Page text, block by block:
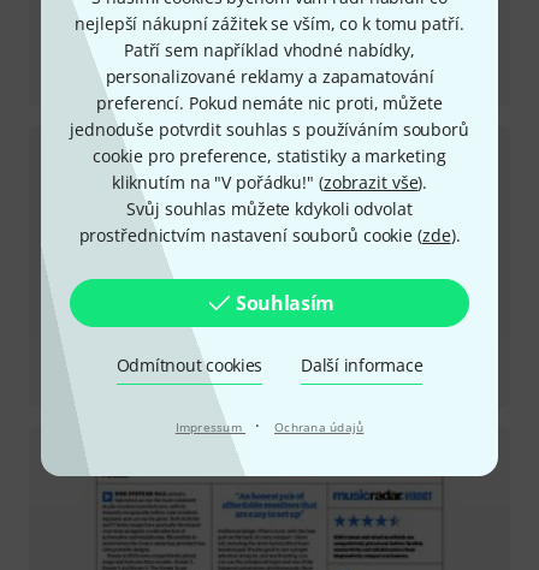
nejlepší nákupní zážitek se vším, co k tomu patří.
Patří sem například vhodné nabídky,
personalizované reklamy a zapamatování
preferencí. Pokud nemáte nic proti, můžete
jednoduše potvrdit souhlas s používáním souborů
cookie pro preference, statistiky a marketing
kliknutím na "V pořádku!" (zobrazit vše).
Svůj souhlas můžete kdykoli odvolat
prostřednictvím nastavení souborů cookie (zde).
Souhlasím
Odmítnout cookies Další informace
Impressum · Ochrana údajů
Recenze
KNS 8402